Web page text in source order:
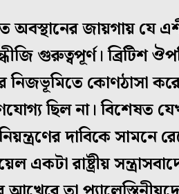
অবস্থানের জায়গায় যে
গুরুত্বপূর্ণ। ব্রিটিশ
নিজভূমিতে কোণঠাসা
ছিল না। বিশেষত
দাবিকে সামনে
একটা রাষ্ট্রীয়